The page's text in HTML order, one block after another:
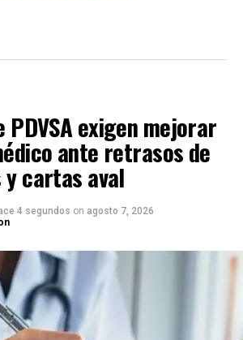
PDVSA exigen mejorar
ante retrasos de
y cartas aval
4 segundos on agosto 7, 2026